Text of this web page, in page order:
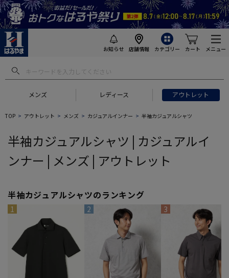
お知らせ 店舗情報 カテゴリー カート メニュー
メンズ レディース アウトレット
フトにおすすめ #セットアップ スーツ
TOP アウトレット メンズ カジュアルインナー 半袖カジュアルシャツ
半袖カジュアルシャツ | カジュアルイ
ンナー | メンズ | アウトレット
半袖カジュアルシャツのランキング
1 2 3